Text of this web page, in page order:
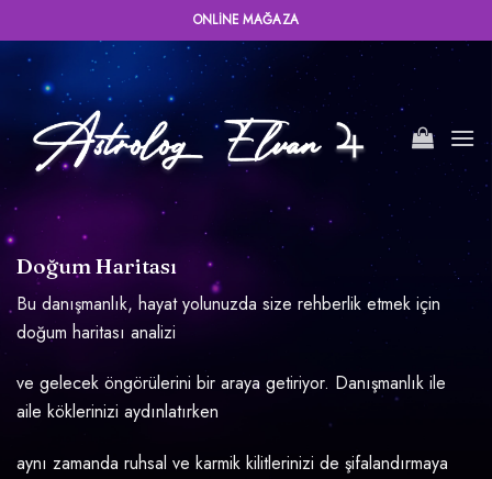
atla
ONLINE MAĞAZA
Doğum Haritası
Bu danışmanlık, hayat yolunuzda size rehberlik etmek için
doğum haritası analizi
ve gelecek öngörülerini bir araya getiriyor. Danışmanlık ile
aile köklerinizi aydınlatırken
aynı zamanda ruhsal ve karmik kilitlerinizi de şifalandırmaya